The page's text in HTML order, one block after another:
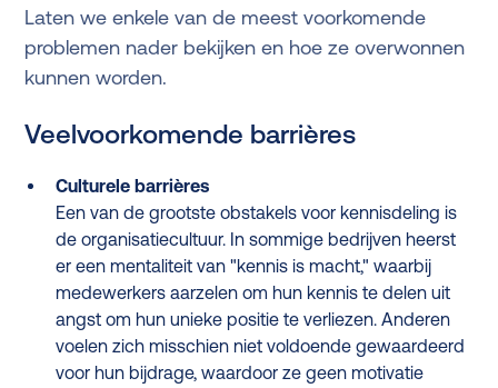
Laten we enkele van de meest voorkomende
problemen nader bekijken en hoe ze overwonnen
kunnen worden.
Veelvoorkomende barrières
Culturele barrières
Een van de grootste obstakels voor kennisdeling is
de organisatiecultuur. In sommige bedrijven heerst
er een mentaliteit van "kennis is macht," waarbij
medewerkers aarzelen om hun kennis te delen uit
angst om hun unieke positie te verliezen. Anderen
voelen zich misschien niet voldoende gewaardeerd
voor hun bijdrage, waardoor ze geen motivatie